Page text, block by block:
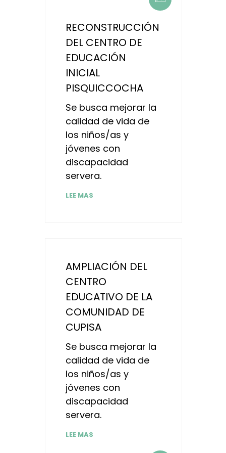
RECONSTRUCCIÓN
DEL CENTRO DE
EDUCACIÓN
INICIAL
PISQUICCOCHA
Se busca mejorar la
calidad de vida de
los niños/as y
jóvenes con
discapacidad
servera.
LEE MAS
AMPLIACIÓN DEL
CENTRO
EDUCATIVO DE LA
COMUNIDAD DE
CUPISA
Se busca mejorar la
calidad de vida de
los niños/as y
jóvenes con
discapacidad
servera.
LEE MAS